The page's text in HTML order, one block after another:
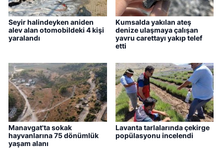
Seyir halindeyken aniden
alev alan otomobildeki 4 kişi
yaralandı
Kumsalda yakılan ateş
denize ulaşmaya çalışan
yavru carettayı yakıp telef
etti
Manavgat'ta sokak
hayvanlarına 75 dönümlük
yaşam alanı
Lavanta tarlalarında çekirge
popülasyonu incelendi